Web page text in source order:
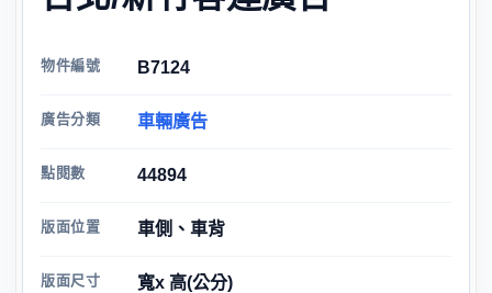
物件編號 B7124
廣告分類 車輛廣告
點閱數 44894
版面位置 車側、車背
版面尺寸 寬x 高(公分)